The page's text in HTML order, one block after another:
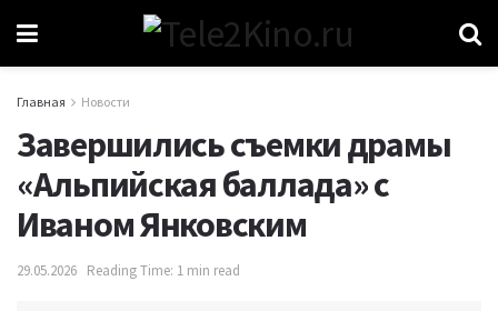
Главная Новости
Завершились съемки драмы
«Альпийская баллада» с
Иваном Янковским
29.05.2026 Reading Time: 1 min read